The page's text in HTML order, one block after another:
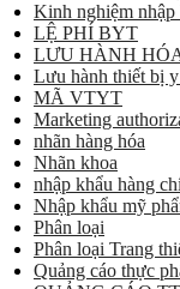
Kinh nghiệm nhập
LỆ PHÍ BYT
LƯU HÀNH
Lưu hành thiết bị
MÃ VTYT
Marketing
nhãn hàng hóa
Nhãn khoa
nhập khẩu hàng
Nhập khẩu mỹ
Phân loại
Phân loại Trang
Quảng cáo thực